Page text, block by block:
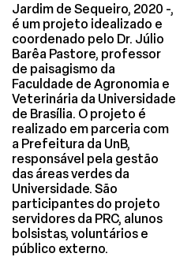
Jardim de Sequeiro, 2020 -,
é um projeto idealizado e
coordenado pelo Dr. Júlio
Barêa Pastore, professor
de paisagismo da
Faculdade de Agronomia e
Veterinária da Universidade
de Brasília. O projeto é
realizado em parceria com
a Prefeitura da UnB,
responsável pela gestão
das áreas verdes da
Universidade. São
participantes do projeto
servidores da PRC, alunos
bolsistas, voluntários e
público externo.